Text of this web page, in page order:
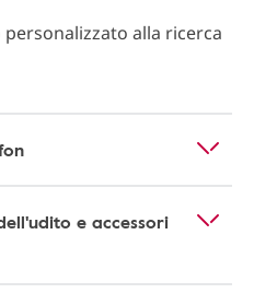
alla ricerca
e accessori